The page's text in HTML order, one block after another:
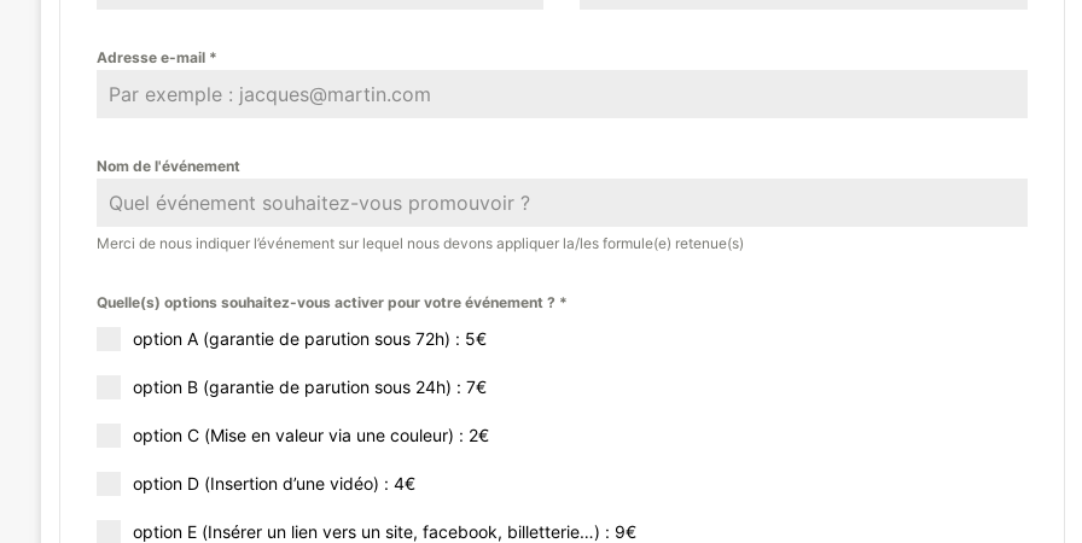
Adresse e-mail *
Nom de l'événement
Merci de nous indiquer l’événement sur lequel nous devons appliquer la/les formule(e) retenue(s)
Quelle(s) options souhaitez-vous activer pour votre événement ? *
option A (garantie de parution sous 72h) : 5€
option B (garantie de parution sous 24h) : 7€
option C (Mise en valeur via une couleur) : 2€
option D (Insertion d’une vidéo) : 4€
option E (Insérer un lien vers un site, facebook, billetterie…) : 9€